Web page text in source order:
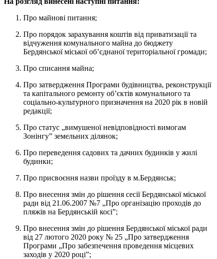
Про майнові питання;
Про порядок зарахування коштів від приватизації та
відчуження комунального майна до бюджету
Бердянської міської об’єднаної територіальної громади;
Про списання майна;
Про затвердження Програми будівництва, реконструкції
та капітального ремонту об’єктів комунального та
соціально-культурного призначення на 2020 рік в новій
редакції;
Про статус „вимушеної невідповідності вимогам
Зонінгу” земельних ділянок;
Про переведення садових та дачних будинків у жилі
будинки;
Про присвоєння назви проїзду в м.Бердянськ;
Про внесення змін до рішення сесії Бердянської міської
ради від 21.06.2007 №7 „Про організацію проходів до
пляжів на Бердянській косі”;
Про внесення змін до рішення Бердянської міської ради
від 27 лютого 2020 року № 25 „Про затвердження
Програми „Про забезпечення проведення місцевих
заходів у 2020 році”;